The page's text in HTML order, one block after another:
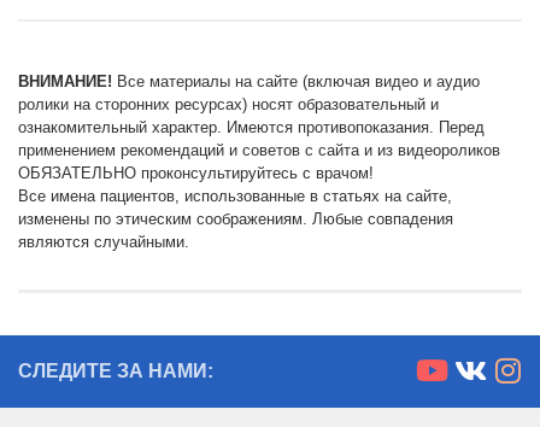
ВНИМАНИЕ! Все материалы на сайте (включая видео и аудио
ролики на сторонних ресурсах) носят образовательный и
ознакомительный характер. Имеются противопоказания. Перед
применением рекомендаций и советов с сайта и из видеороликов
ОБЯЗАТЕЛЬНО проконсультируйтесь с врачом!
Все имена пациентов, использованные в статьях на сайте,
изменены по этическим соображениям. Любые совпадения
являются случайными.
СЛЕДИТЕ ЗА НАМИ: